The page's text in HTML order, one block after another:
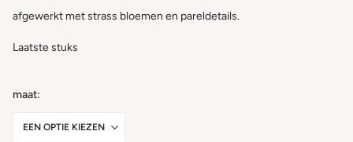
afgewerkt met strass bloemen en pareldetails.
Laatste stuks
maat